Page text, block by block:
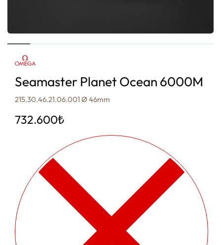
Seamaster Planet Ocean 6000M
215.30.46.21.06.001 Ø 46mm
732.600₺